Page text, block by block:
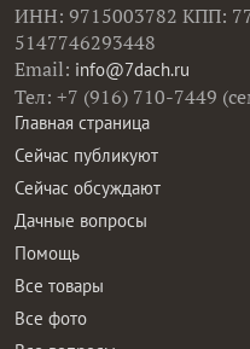
ИНН: 9715003782 КПП:
5147746293448
Email: info@7dach.ru
Тел: +7 (916) 710-7449
Главная страница
Сейчас публикуют
Сейчас обсуждают
Дачные вопросы
Помощь
Все товары
Все фото